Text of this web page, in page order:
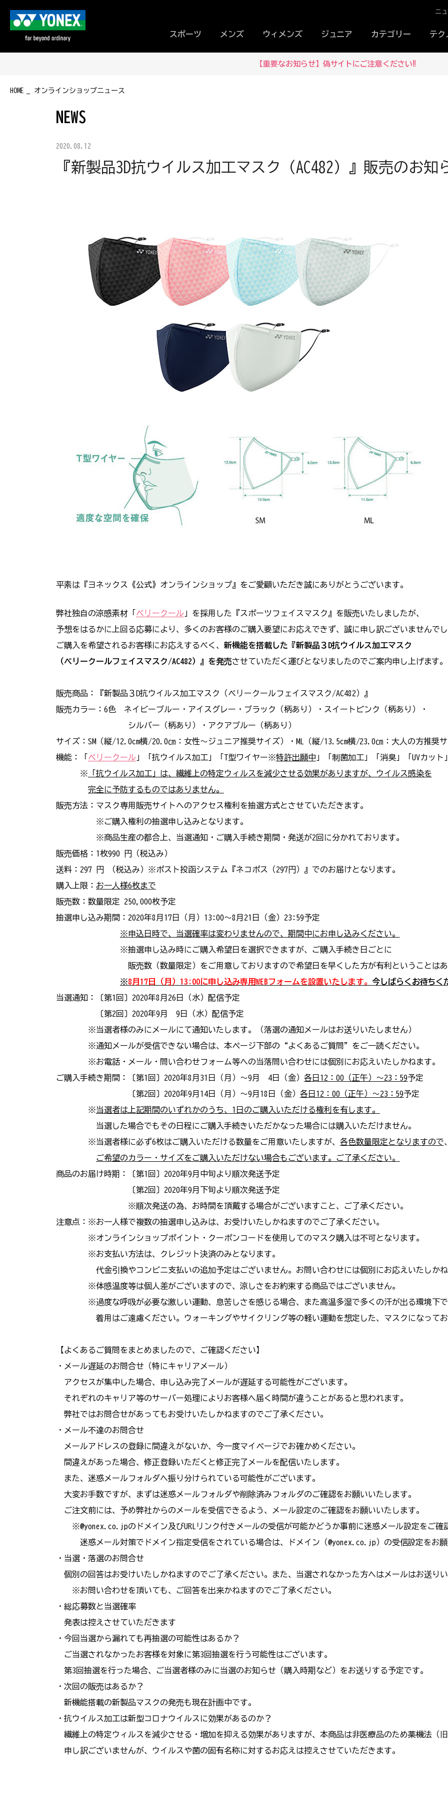
スポーツ メンズ ウィメンズ ジュニア カテゴリー テク
ニ
【重要なお知らせ】偽サイトにご注意ください‼
HOME オンラインショップニュース
NEWS
2020.08.12
『新製品3D抗ウイルス加工マスク（AC482）』販売のお知
平素は『ヨネックス《公式》オンラインショップ』をご愛顧いただき誠にありがとうございます。
弊社独自の涼感素材「 ベリークール 」を採用した『スポーツフェイスマスク』を販売いたしましたが、
予想をはるかに上回る応募により、多くのお客様のご購入要望にお応えできず、誠に申し訳ございませんで
ご購入を希望されるお客様にお応えするべく、 新機能を搭載した『新製品３D抗ウイルス加工マスク
（ベリークールフェイスマスク/AC482）』を発売させていただく運びとなりましたのでご案内申し上げます。
販売商品：『新製品３D抗ウイルス加工マスク（ベリークールフェイスマスク/AC482）』
販売カラー：6色 ネイビーブルー・アイスグレー・ブラック（柄あり）・スイートピンク（柄あり）・
シルバー（柄あり）・アクアブルー（柄あり）
サイズ：SM（縦/12.0cm横/20.0㎝：女性～ジュニア推奨サイズ）・ML（縦/13.5cm横/23.0㎝：大人の方推奨
機能：「 ベリークール 」「抗ウイルス加工」「T型ワイヤー※特許出願中 」「制菌加工」「消臭」「UVカット
※ 「抗ウイルス加工」は、繊維上の特定ウィルスを減少させる効果がありますが、ウイルス感染を
完全に予防するものではありません。
販売方法：マスク専用販売サイトへのアクセス権利を抽選方式とさせていただきます。
※ご購入権利の抽選申し込みとなります。
※商品生産の都合上、当選通知・ご購入手続き期間・発送が2回に分かれております。
販売価格：1枚990 円（税込み）
送料：297 円 （税込み）※ポスト投函システム『ネコポス（297円）』でのお届けとなります。
購入上限： お一人様6枚まで
販売数：数量限定 250,000枚予定
抽選申し込み期間：2020年8月17日（月）13:00～8月21日（金）23:59予定
※申込日時で、当選確率は変わりませんので、期間中にお申し込みください。
※抽選申し込み時にご購入希望日を選択できますが、ご購入手続き日ごとに
販売数（数量限定）をご用意しておりますので希望日を早くした方が有利ということはあ
※8月17日（月）13:00に申し込み専用WEBフォームを設置いたします。 今しばらくお待ちく
当選通知：〔第1回〕2020年8月26日（水）配信予定
〔第2回〕2020年9月 9日（水）配信予定
※当選者様のみにメールにて通知いたします。（落選の通知メールはお送りいたしません）
※通知メールが受信できない場合は、本ページ下部の“よくあるご質問”をご一読ください。
※お電話・メール・問い合わせフォーム等への当落問い合わせには個別にお応えいたしかねます。
ご購入手続き期間：〔第1回〕2020年8月31日（月）～9月 4日（金） 各日12：00（正午）～23：59予定
〔第2回〕2020年9月14日（月）～9月18日（金） 各日12：00（正午）～23：59予定
※当選者は上記期間のいずれかのうち、1日のご購入いただける権利を有します。
当選した場合でもその日程にご購入手続きいただかなった場合には購入いただけません。
※当選者様に必ず6枚はご購入いただける数量をご用意いたしますが、 各色数量限定となりますので
ご希望のカラー・サイズをご購入いただけない場合もございます。ご了承ください。
商品のお届け時期：〔第1回〕2020年9月中旬より順次発送予定
〔第2回〕2020年9月下旬より順次発送予定
※順次発送の為、お時間を頂戴する場合がございますこと、ご了承ください。
注意点：※お一人様で複数の抽選申し込みは、お受けいたしかねますのでご了承ください。
※オンラインショップポイント・クーポンコードを使用してのマスク購入は不可となります。
※お支払い方法は、クレジット決済のみとなります。
代金引換やコンビニ支払いの追加予定はございません。お問い合わせには個別にお応えいたしかね
※体感温度等は個人差がございますので、涼しさをお約束する商品ではございません。
※過度な呼吸が必要な激しい運動、息苦しさを感じる場合、また高温多湿で多くの汗が出る環境下
着用はご遠慮ください。ウォーキングやサイクリング等の軽い運動を想定した、マスクになってお
【よくあるご質問をまとめましたので、ご確認ください】
・メール遅延のお問合せ（特にキャリアメール）
アクセスが集中した場合、申し込み完了メールが遅延する可能性がございます。
それぞれのキャリア等のサーバー処理によりお客様へ届く時間が違うことがあると思われます。
弊社ではお問合せがあってもお受けいたしかねますのでご了承ください。
・メール不達のお問合せ
メールアドレスの登録に間違えがないか、今一度マイページでお確かめください。
間違えがあった場合、修正登録いただくと修正完了メールを配信いたします。
また、迷惑メールフォルダへ振り分けられている可能性がございます。
大変お手数ですが、まずは迷惑メールフォルダや削除済みフォルダのご確認をお願いいたします。
ご注文前には、予め弊社からのメールを受信できるよう、メール設定のご確認をお願いいたします。
※@yonex.co.jpのドメイン及びURLリンク付きメールの受信が可能かどうか事前に迷惑メール設定をご確
迷惑メール対策でドメイン指定受信をされている場合は、ドメイン（@yonex.co.jp）の受信設定をお願
・当選・落選のお問合せ
個別の回答はお受けいたしかねますのでご了承ください。また、当選されなかった方へはメールはお送り
※お問い合わせを頂いても、ご回答を出来かねますのでご了承ください。
・総応募数と当選確率
発表は控えさせていただきます
・今回当選から漏れても再抽選の可能性はあるか？
ご当選されなかったお客様を対象に第3回抽選を行う可能性はございます。
第3回抽選を行った場合、ご当選者様のみに当選のお知らせ（購入時期など）をお送りする予定です。
・次回の販売はあるか？
新機能搭載の新製品マスクの発売も現在計画中です。
・抗ウイルス加工は新型コロナウイルスに効果があるのか？
繊維上の特定ウィルスを減少させる・増加を抑える効果がありますが、本商品は非医療品のため薬機法（
申し訳ございませんが、ウイルスや菌の固有名称に対するお応えは控えさせていただきます。